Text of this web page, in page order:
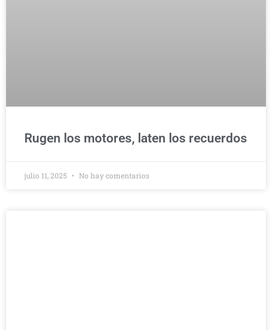
Rugen los motores, laten los recuerdos
julio 11, 2025 No hay comentarios